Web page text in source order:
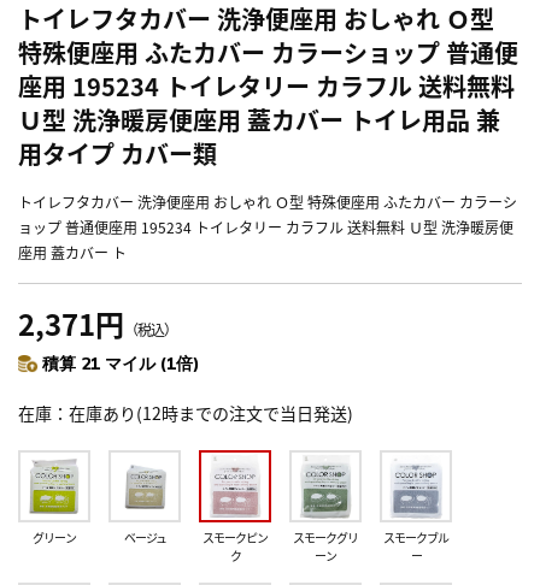
トイレフタカバー 洗浄便座用 おしゃれ Ｏ型
特殊便座用 ふたカバー カラーショップ 普通便
座用 195234 トイレタリー カラフル 送料無料
Ｕ型 洗浄暖房便座用 蓋カバー トイレ用品 兼
用タイプ カバー類
トイレフタカバー 洗浄便座用 おしゃれ Ｏ型 特殊便座用 ふたカバー カラーシ
ョップ 普通便座用 195234 トイレタリー カラフル 送料無料 Ｕ型 洗浄暖房便
座用 蓋カバー ト
2,371円 （税込）
積算 21 マイル (1倍)
在庫 在庫あり(12時までの注文で当日発送)
グリーン ベージュ
スモークピン
ク
スモークグリ
ーン
スモークブル
ー